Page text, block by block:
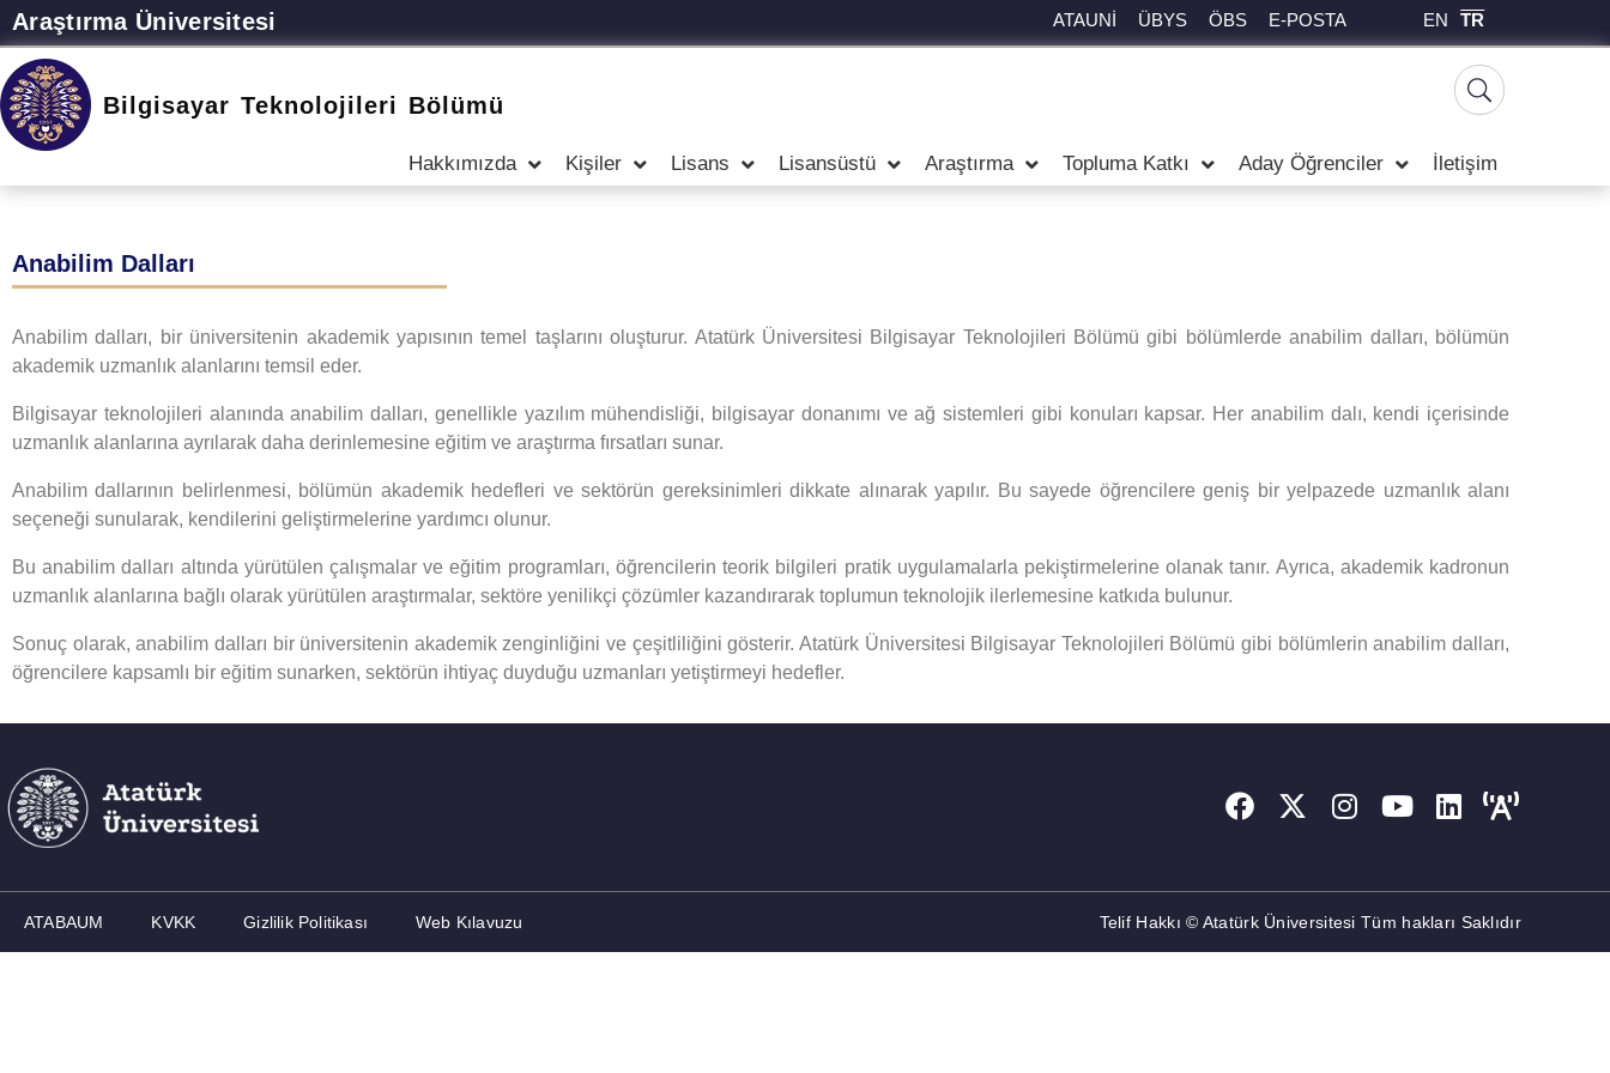
Araştırma Üniversitesi ATAUNİ ÜBYS ÖBS E-POSTA EN TR
Bilgisayar Teknolojileri Bölümü
Hakkımızda Kişiler Lisans Lisansüstü Araştırma Topluma Katkı Aday Öğrenciler İletişim
Anabilim Dalları
Anabilim dalları, bir üniversitenin akademik yapısının temel taşlarını oluşturur. Atatürk Üniversitesi Bilgisayar Teknolojileri Bölümü gibi bölümlerde anabilim dalları, bölümün
akademik uzmanlık alanlarını temsil eder.
Bilgisayar teknolojileri alanında anabilim dalları, genellikle yazılım mühendisliği, bilgisayar donanımı ve ağ sistemleri gibi konuları kapsar. Her anabilim dalı, kendi içerisinde
uzmanlık alanlarına ayrılarak daha derinlemesine eğitim ve araştırma fırsatları sunar.
Anabilim dallarının belirlenmesi, bölümün akademik hedefleri ve sektörün gereksinimleri dikkate alınarak yapılır. Bu sayede öğrencilere geniş bir yelpazede uzmanlık alanı
seçeneği sunularak, kendilerini geliştirmelerine yardımcı olunur.
Bu anabilim dalları altında yürütülen çalışmalar ve eğitim programları, öğrencilerin teorik bilgileri pratik uygulamalarla pekiştirmelerine olanak tanır. Ayrıca, akademik kadronun
uzmanlık alanlarına bağlı olarak yürütülen araştırmalar, sektöre yenilikçi çözümler kazandırarak toplumun teknolojik ilerlemesine katkıda bulunur.
Sonuç olarak, anabilim dalları bir üniversitenin akademik zenginliğini ve çeşitliliğini gösterir. Atatürk Üniversitesi Bilgisayar Teknolojileri Bölümü gibi bölümlerin anabilim dalları,
öğrencilere kapsamlı bir eğitim sunarken, sektörün ihtiyaç duyduğu uzmanları yetiştirmeyi hedefler.
ATABAUM KVKK Gizlilik Politikası Web Kılavuzu Telif Hakkı © Atatürk Üniversitesi Tüm hakları Saklıdır